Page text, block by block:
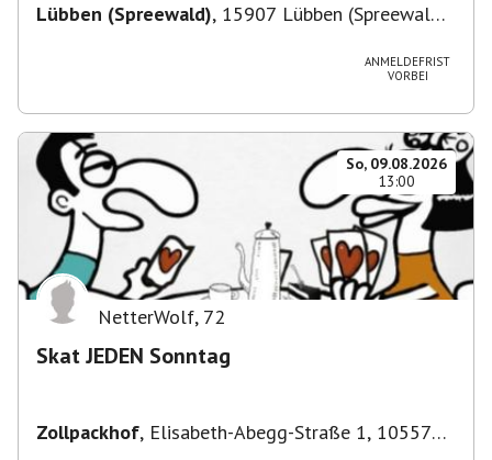
Lübben (Spreewald), 15907 Lübben (Spreewald),
ANMELDEFRIST
VORBEI
So, 09.08.2026
13:00
NetterWolf, 72
Skat JEDEN Sonntag
Zollpackhof, Elisabeth-Abegg-Straße 1, 10557